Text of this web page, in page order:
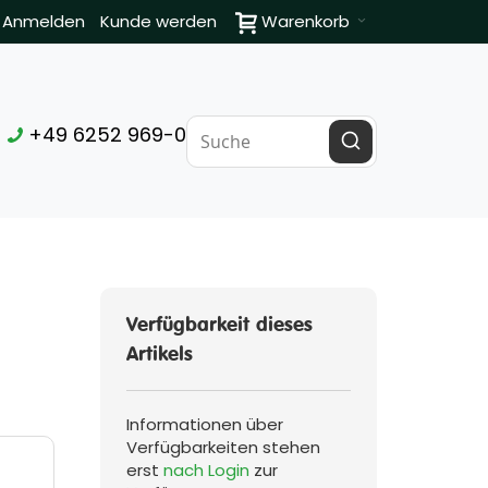
Warenkorb
Kunde werden
Anmelden
+49 6252 969-0
Verfügbarkeit dieses
Artikels
Informationen über
Verfügbarkeiten stehen
erstnach Login zur